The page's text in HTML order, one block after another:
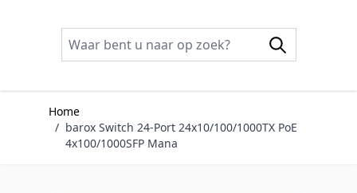
Home
/ barox Switch 24-Port 24x10/100/1000TX PoE
4x100/1000SFP Mana